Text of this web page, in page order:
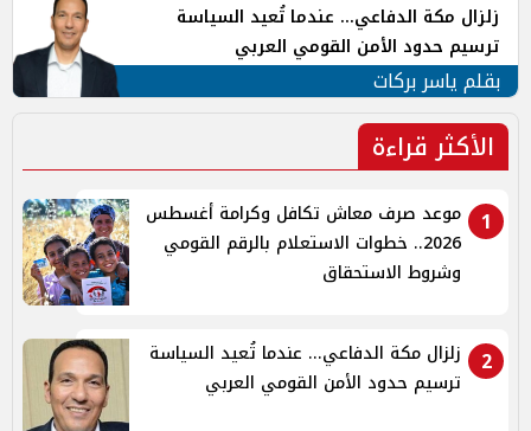
زلزال مكة الدفاعي... عندما تُعيد السياسة
ترسيم حدود الأمن القومي العربي
بقلم ياسر بركات
الأكثر قراءة
1
موعد صرف معاش تكافل وكرامة أغسطس
2026.. خطوات الاستعلام بالرقم القومي
وشروط الاستحقاق
2
زلزال مكة الدفاعي... عندما تُعيد السياسة
ترسيم حدود الأمن القومي العربي